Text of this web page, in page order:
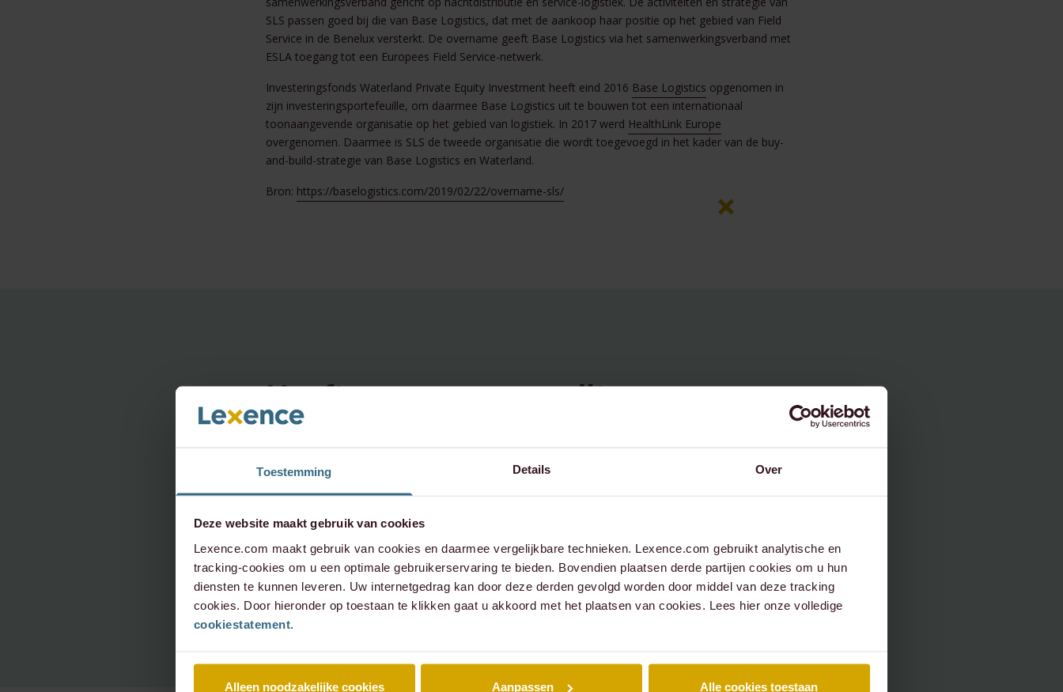
Toestemming Details Over
Deze website maakt gebruik van cookies
Lexence.com maakt gebruik van cookies en daarmee vergelijkbare technieken. Lexence.com gebruikt analytische en
tracking-cookies om u een optimale gebruikerservaring te bieden. Bovendien plaatsen derde partijen cookies om u hun
diensten te kunnen leveren. Uw internetgedrag kan door deze derden gevolgd worden door middel van deze tracking
cookies. Door hieronder op toestaan te klikken gaat u akkoord met het plaatsen van cookies. Lees hier onze volledige
cookiestatement.
Alleen noodzakelijke cookies Aanpassen Alle cookies toestaan
SLS passen goed bij die van Base Logistics, dat met de aankoop haar positie op het gebied van Field
Service in de Benelux versterkt. De overname geeft Base Logistics via het samenwerkingsverband met
ESLA toegang tot een Europees Field Service-netwerk.
Investeringsfonds Waterland Private Equity Investment heeft eind 2016 Base Logistics opgenomen in
zijn investeringsportefeuille, om daarmee Base Logistics uit te bouwen tot een internationaal
toonaangevende organisatie op het gebied van logistiek. In 2017 werd HealthLink Europe
overgenomen. Daarmee is SLS de tweede organisatie die wordt toegevoegd in het kader van de buy-
and-build-strategie van Base Logistics en Waterland.
Bron: https://baselogistics.com/2019/02/22/overname-sls/
Heeft u vragen over dit
onderwerp,
neem contact op:
info@lexence.com
+31 20 573 6736